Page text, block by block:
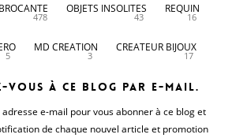
478
OBJETS INSOLITES
43
REQUIN
16
5
MD CREATION
3
CREATEUR BIJOUX
17
vous à ce blog par e-mail.
e-mail pour vous abonner à ce blog et
de chaque nouvel article et promotion